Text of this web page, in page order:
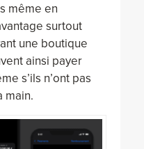
même en
surtout
une boutique
ainsi payer
s’ils n’ont pas
main.